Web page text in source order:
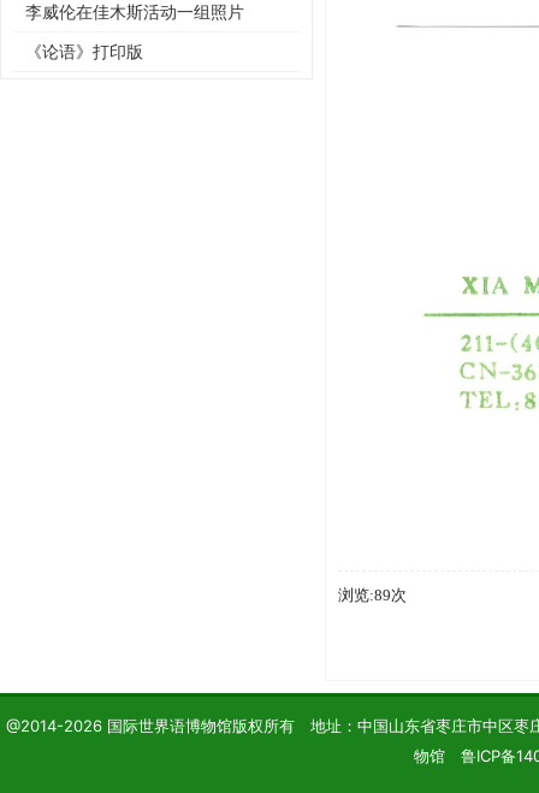
李威伦在佳木斯活动一组照片
《论语》打印版
浏览:89次
@2014-2026 国际世界语博物馆版权所有 地址：中国山东省枣庄市中区
物馆 鲁ICP备